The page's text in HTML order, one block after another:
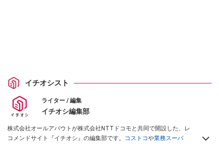
イチオシスト
ライター / 編集
イチオシ編集部
株式会社オールアバウトが株式会社NTTドコモと共同で開設した、レ
コメンドサイト『イチオシ』の編集部です。 コストコや業務スーパ